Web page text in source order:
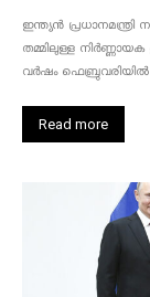
ഇന്ത്യൻ
തമ്മിലുള്ള
വർഷം ഫെബ്രുവരിയിൽ
Read more